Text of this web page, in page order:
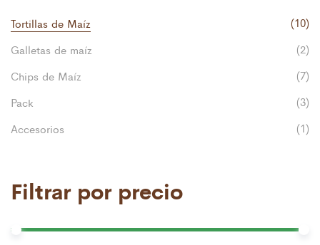
Tortillas de Maíz
(10)
Galletas de maíz
(2)
Chips de Maíz
(7)
Pack
(3)
Accesorios
(1)
Filtrar por precio